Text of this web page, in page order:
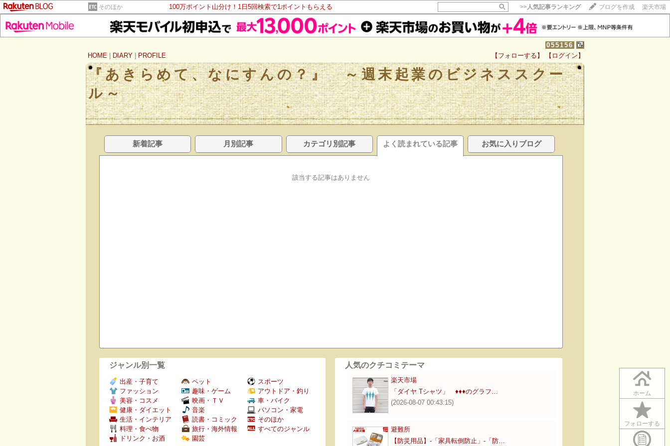
そのほか 100万ポイント山分け！1日5回検索で1ポイントもらえる >>人気記事ランキング ブログを作成 楽天市場
055156
HOME
DIARY PROFILE 【フォローする】 【ログイン】
『あきらめて、なにすんの？』 ～週末起業のビジネススクー
ル～
ホーム
フォローする
新着記事 月別記事 カテゴリ別記事 よく読まれている記事 お気に入りブログ
該当する記事はありません
ジャンル別一覧
出産・子育て
ファッション
美容・コスメ
健康・ダイエット
生活・インテリア
料理・食べ物
ドリンク・お酒
ペット
趣味・ゲーム
映画・ＴＶ
音楽
読書・コミック
旅行・海外情報
園芸
スポーツ
アウトドア・釣り
車・バイク
パソコン・家電
そのほか
すべてのジャンル
人気のクチコミテーマ
楽天市場
「ダイヤ Tシャツ」 ♦︎♦︎♦︎のグラフ…
(2026-08-07 00:43:15)
避難所
【防災用品】‐「家具転倒防止」‐「防…